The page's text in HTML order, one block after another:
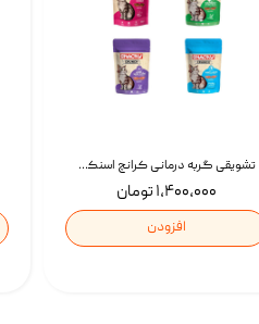
تشویقی گربه درمانی کرانچ اسنکی با طعم میکس Snacky Crunch Cat Treats وزن 60 گرم بسته 4 عددی
۱,۴۰۰,۰۰۰ تومان
افزودن